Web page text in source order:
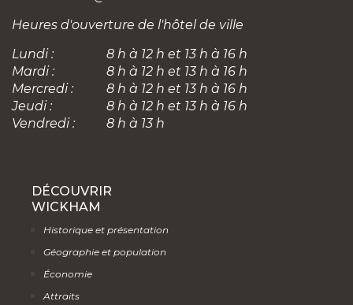
Heures d'ouverture de l'hôtel de ville
Lundi :
8 h à 12 h et 13 h à 16 h
Mardi :
8 h à 12 h et 13 h à 16 h
Mercredi :
8 h à 12 h et 13 h à 16 h
Jeudi :
8 h à 12 h et 13 h à 16 h
Vendredi :
8 h à 13 h
DÉCOUVRIR
WICKHAM
Historique et présentation
Géographie et population
Économie
Attraits